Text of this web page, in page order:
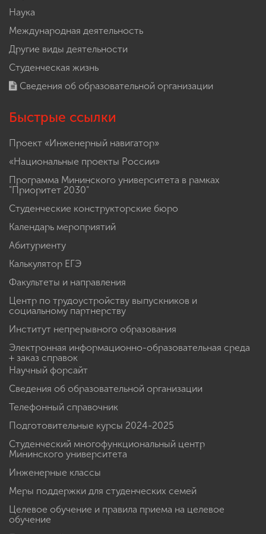
Наука
Международная деятельность
Другие виды деятельности
Студенческая жизнь
Сведения об образовательной организации
Быстрые ссылки
Проект «Инженерный навигатор»
«Национальные проекты России»
Программа Мининского университета в рамках
"Приоритет 2030"
Студенческие конструкторские бюро
Календарь мероприятий
Абитуриенту
Калькулятор ЕГЭ
Факультеты и направления
Центр по трудоустройству выпускников и
социальному партнерству
Институт непрерывного образования
Электронная информационно-образовательная среда
+ заказ справок
Научный форсайт
Сведения об образовательной организации
Телефонный справочник
Подготовительные курсы 2024-2025
Студенческий многофункциональный центр
Мининского университета
Инженерные классы
Меры поддержки для студенческих семей
Целевое обучение и правила приема на целевое
обучение